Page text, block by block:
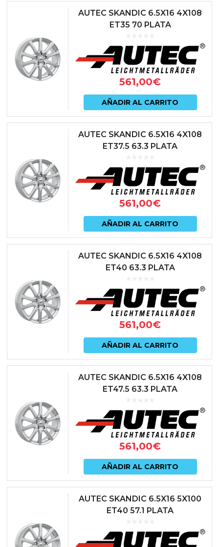
AUTEC SKANDIC 6.5X16 4X108
ET35 70 PLATA
561,00€
AÑADIR AL CARRITO
AUTEC SKANDIC 6.5X16 4X108
ET37.5 63.3 PLATA
561,00€
AÑADIR AL CARRITO
AUTEC SKANDIC 6.5X16 4X108
ET40 63.3 PLATA
561,00€
AÑADIR AL CARRITO
AUTEC SKANDIC 6.5X16 4X108
ET47.5 63.3 PLATA
561,00€
AÑADIR AL CARRITO
AUTEC SKANDIC 6.5X16 5X100
ET40 57.1 PLATA